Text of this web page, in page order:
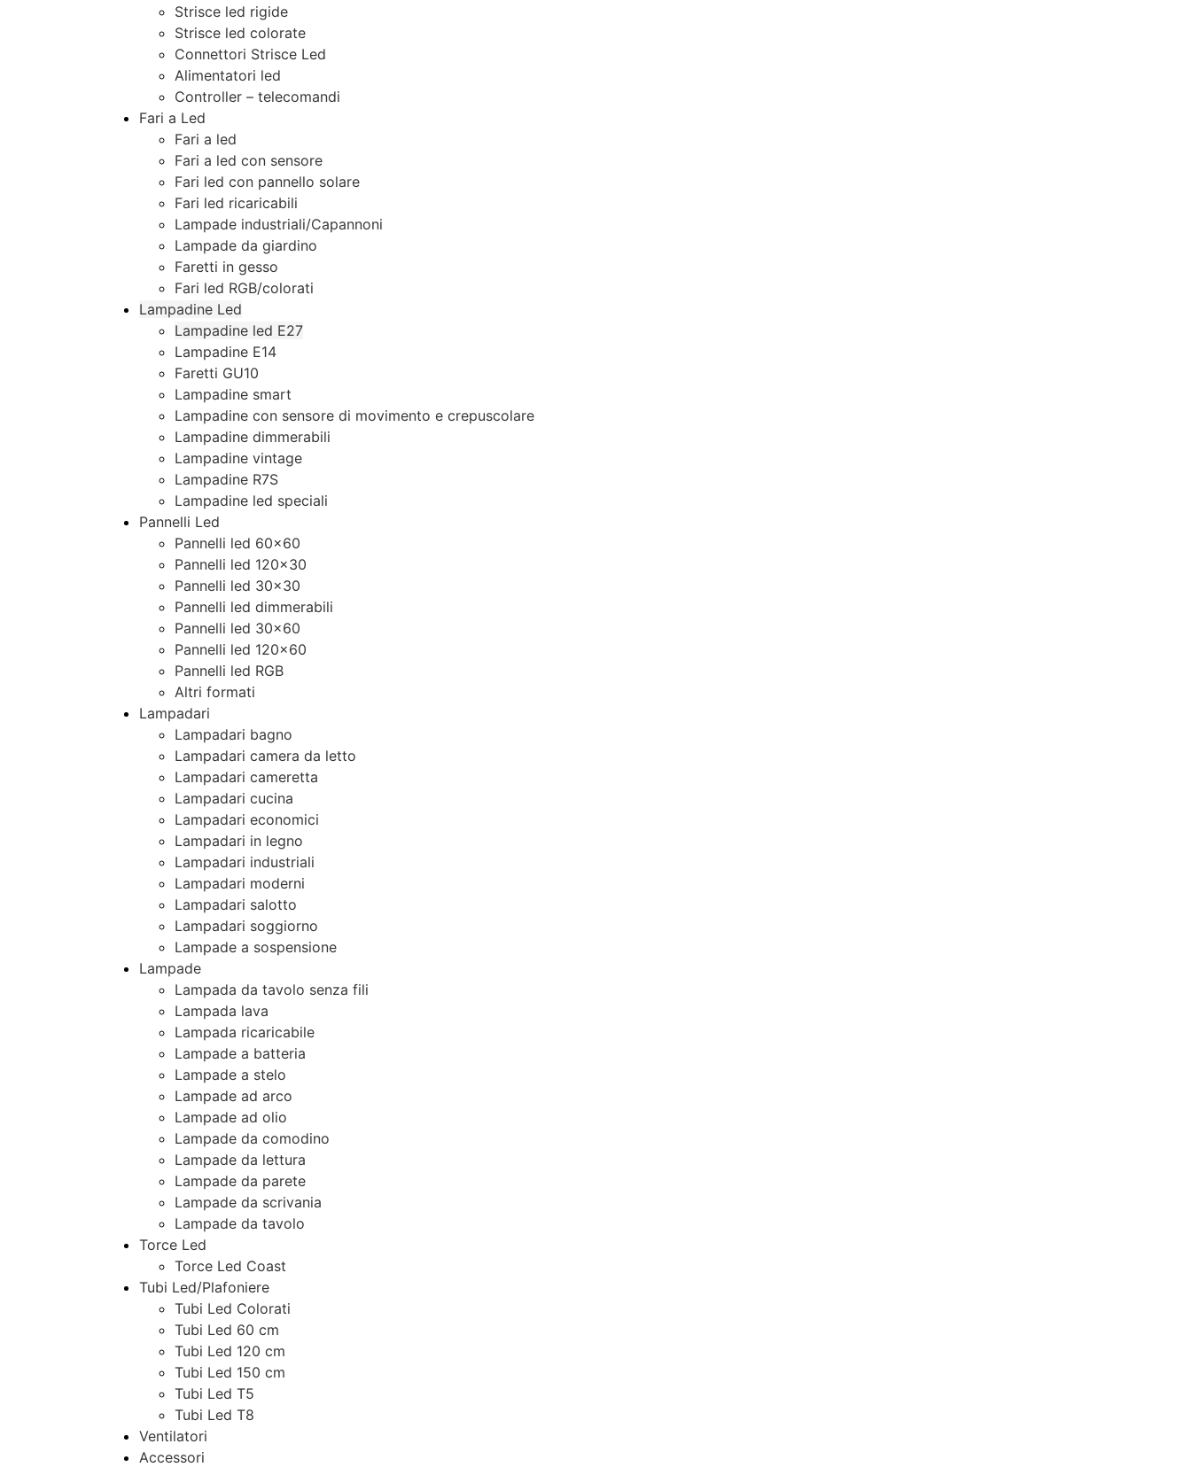
Strisce led rigide
Strisce led colorate
Connettori Strisce Led
Alimentatori led
Controller – telecomandi
Fari a Led
Fari a led
Fari a led con sensore
Fari led con pannello solare
Fari led ricaricabili
Lampade industriali/Capannoni
Lampade da giardino
Faretti in gesso
Fari led RGB/colorati
Lampadine Led
Lampadine led E27
Lampadine E14
Faretti GU10
Lampadine smart
Lampadine con sensore di movimento e crepuscolare
Lampadine dimmerabili
Lampadine vintage
Lampadine R7S
Lampadine led speciali
Pannelli Led
Pannelli led 60×60
Pannelli led 120×30
Pannelli led 30×30
Pannelli led dimmerabili
Pannelli led 30×60
Pannelli led 120×60
Pannelli led RGB
Altri formati
Lampadari
Lampadari bagno
Lampadari camera da letto
Lampadari cameretta
Lampadari cucina
Lampadari economici
Lampadari in legno
Lampadari industriali
Lampadari moderni
Lampadari salotto
Lampadari soggiorno
Lampade a sospensione
Lampade
Lampada da tavolo senza fili
Lampada lava
Lampada ricaricabile
Lampade a batteria
Lampade a stelo
Lampade ad arco
Lampade ad olio
Lampade da comodino
Lampade da lettura
Lampade da parete
Lampade da scrivania
Lampade da tavolo
Torce Led
Torce Led Coast
Tubi Led/Plafoniere
Tubi Led Colorati
Tubi Led 60 cm
Tubi Led 120 cm
Tubi Led 150 cm
Tubi Led T5
Tubi Led T8
Ventilatori
Accessori